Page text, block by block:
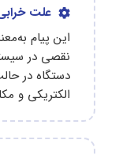
علت
این پیام
نقصی در
دستگاه در
الکتریکی و